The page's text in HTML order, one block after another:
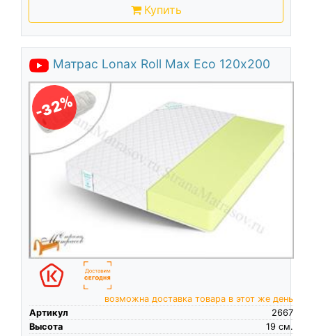
Купить
Матрас Lonax Roll Max Eco 120х200
-32%
возможна доставка товара в этот же день
Артикул
2667
Высота
см.
19